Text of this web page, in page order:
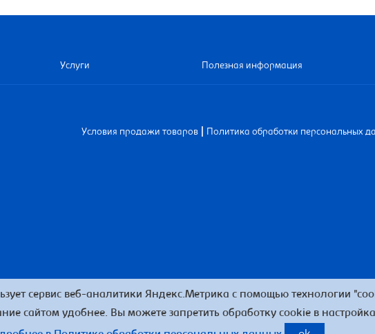
Услуги Полезная информация
Условия продажи товаров Политика обработки персональных
сервис веб-аналитики Яндекс.Метрика с помощью технологии
сайтом удобнее. Вы можете запретить обработку cookie в